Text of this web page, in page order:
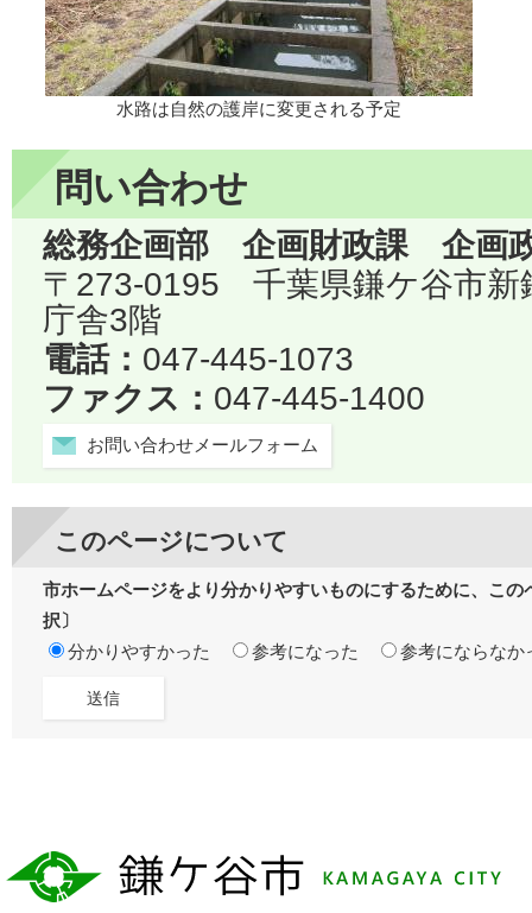
水路は自然の護岸に変更される予定
問い合わせ
総務企画部 企画財政課 企画
〒273-0195 千葉県鎌ケ谷市
庁舎3階
電話： 047-445-1073
ファクス： 047-445-1400
お問い合わせメールフォーム
このページについて
市ホームページをより分かりやすいものにするために、こ
択〕
分かりやすかった
参考になった 参考にならなか